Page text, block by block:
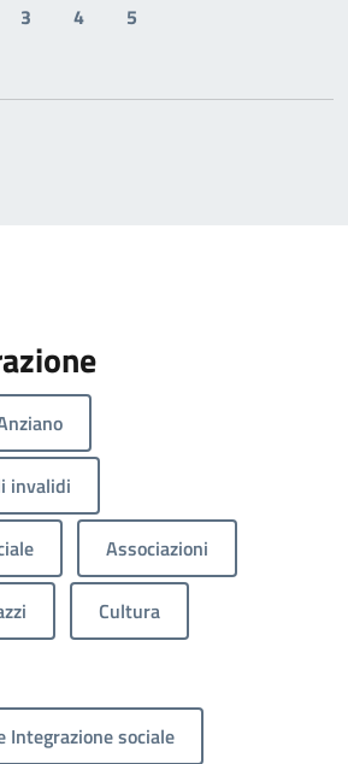
3 4 5
invalidi
Associazioni
Cultura
Integrazione sociale